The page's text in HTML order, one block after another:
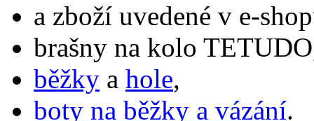
a zboží uvedené v e-
brašny na kolo
běžky a hole,
boty na běžky a vázání.